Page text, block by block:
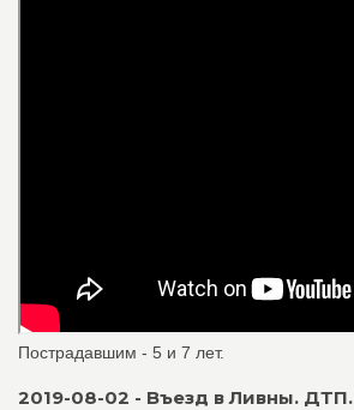
Пострадавшим - 5 и 7 лет.
2019-08-02 - Въезд в Ливны. ДТП.